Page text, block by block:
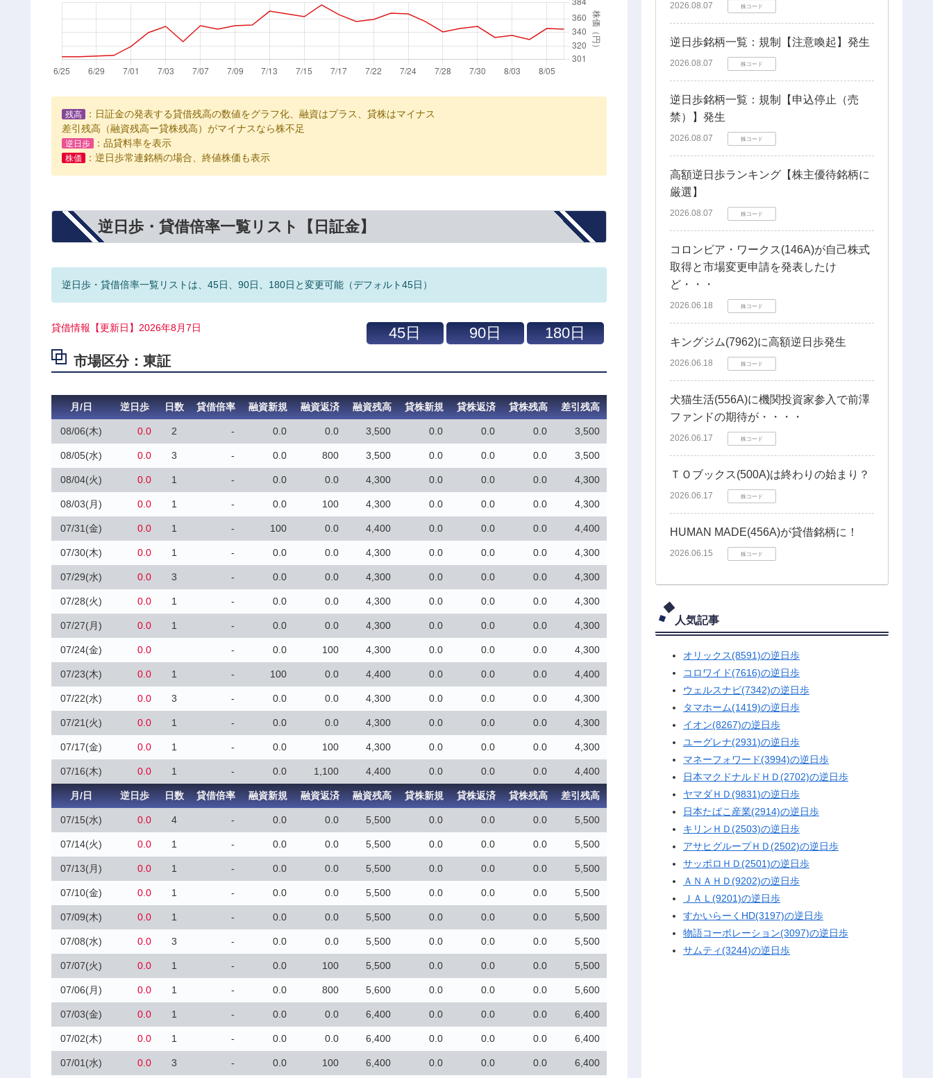
残高
：日証金の発表する貸借残高の数値をグラフ化、融資はプラス、貸株はマイナス
差引残高（融資残高ー貸株残高）がマイナスなら株不足
逆日歩 ：品貸料率を表示
株価 ：逆日歩常連銘柄の場合、終値株価も表示
逆日歩・貸借倍率一覧リスト【日証金】
逆日歩・貸借倍率一覧リストは、45日、90日、180日と変更可能（デフォルト45日）
貸借情報【更新日】2026年8月7日
市場区分：東証
月/日 逆日歩 日数 貸借倍率 融資新規 融資返済 融資残高 貸株新規 貸株返済 貸株残高 差引残高
08/06(木) 0.0 2 - 0.0 0.0 3,500 0.0 0.0 0.0 3,500
08/05(水) 0.0 3 - 0.0 800 3,500 0.0 0.0 0.0 3,500
08/04(火) 0.0 1 - 0.0 0.0 4,300 0.0 0.0 0.0 4,300
08/03(月) 0.0 1 - 0.0 100 4,300 0.0 0.0 0.0 4,300
07/31(金) 0.0 1 - 100 0.0 4,400 0.0 0.0 0.0 4,400
07/30(木) 0.0 1 - 0.0 0.0 4,300 0.0 0.0 0.0 4,300
07/29(水) 0.0 3 - 0.0 0.0 4,300 0.0 0.0 0.0 4,300
07/28(火) 0.0 1 - 0.0 0.0 4,300 0.0 0.0 0.0 4,300
07/27(月) 0.0 1 - 0.0 0.0 4,300 0.0 0.0 0.0 4,300
07/24(金) 0.0 - 0.0 100 4,300 0.0 0.0 0.0 4,300
07/23(木) 0.0 1 - 100 0.0 4,400 0.0 0.0 0.0 4,400
07/22(水) 0.0 3 - 0.0 0.0 4,300 0.0 0.0 0.0 4,300
07/21(火) 0.0 1 - 0.0 0.0 4,300 0.0 0.0 0.0 4,300
07/17(金) 0.0 1 - 0.0 100 4,300 0.0 0.0 0.0 4,300
07/16(木) 0.0 1 - 0.0 1,100 4,400 0.0 0.0 0.0 4,400
月/日 逆日歩 日数 貸借倍率 融資新規 融資返済 融資残高 貸株新規 貸株返済 貸株残高 差引残高
07/15(水) 0.0 4 - 0.0 0.0 5,500 0.0 0.0 0.0 5,500
07/14(火) 0.0 1 - 0.0 0.0 5,500 0.0 0.0 0.0 5,500
07/13(月) 0.0 1 - 0.0 0.0 5,500 0.0 0.0 0.0 5,500
07/10(金) 0.0 1 - 0.0 0.0 5,500 0.0 0.0 0.0 5,500
07/09(木) 0.0 1 - 0.0 0.0 5,500 0.0 0.0 0.0 5,500
07/08(水) 0.0 3 - 0.0 0.0 5,500 0.0 0.0 0.0 5,500
07/07(火) 0.0 1 - 0.0 100 5,500 0.0 0.0 0.0 5,500
07/06(月) 0.0 1 - 0.0 800 5,600 0.0 0.0 0.0 5,600
07/03(金) 0.0 1 - 0.0 0.0 6,400 0.0 0.0 0.0 6,400
07/02(木) 0.0 1 - 0.0 0.0 6,400 0.0 0.0 0.0 6,400
07/01(水) 0.0 3 - 0.0 100 6,400 0.0 0.0 0.0 6,400
2026.08.07 株コード
逆日歩銘柄一覧：規制【注意喚起】発生
2026.08.07 株コード
逆日歩銘柄一覧：規制【申込停止（売
禁）】発生
2026.08.07 株コード
高額逆日歩ランキング【株主優待銘柄に
厳選】
2026.08.07 株コード
コロンビア・ワークス(146A)が自己株式
取得と市場変更申請を発表したけ
ど・・・
2026.06.18 株コード
キングジム(7962)に高額逆日歩発生
2026.06.18 株コード
犬猫生活(556A)に機関投資家参入で前澤
ファンドの期待が・・・・
2026.06.17 株コード
ＴＯブックス(500A)は終わりの始まり？
2026.06.17 株コード
HUMAN MADE(456A)が貸借銘柄に！
2026.06.15 株コード
人気記事
オリックス(8591)の逆日歩
コロワイド(7616)の逆日歩
ウェルスナビ(7342)の逆日歩
タマホーム(1419)の逆日歩
イオン(8267)の逆日歩
ユーグレナ(2931)の逆日歩
マネーフォワード(3994)の逆日歩
日本マクドナルドＨＤ(2702)の逆日歩
ヤマダＨＤ(9831)の逆日歩
日本たばこ産業(2914)の逆日歩
キリンＨＤ(2503)の逆日歩
アサヒグループＨＤ(2502)の逆日歩
サッポロＨＤ(2501)の逆日歩
ＡＮＡＨＤ(9202)の逆日歩
ＪＡＬ(9201)の逆日歩
すかいらーくHD(3197)の逆日歩
物語コーポレーション(3097)の逆日歩
サムティ(3244)の逆日歩